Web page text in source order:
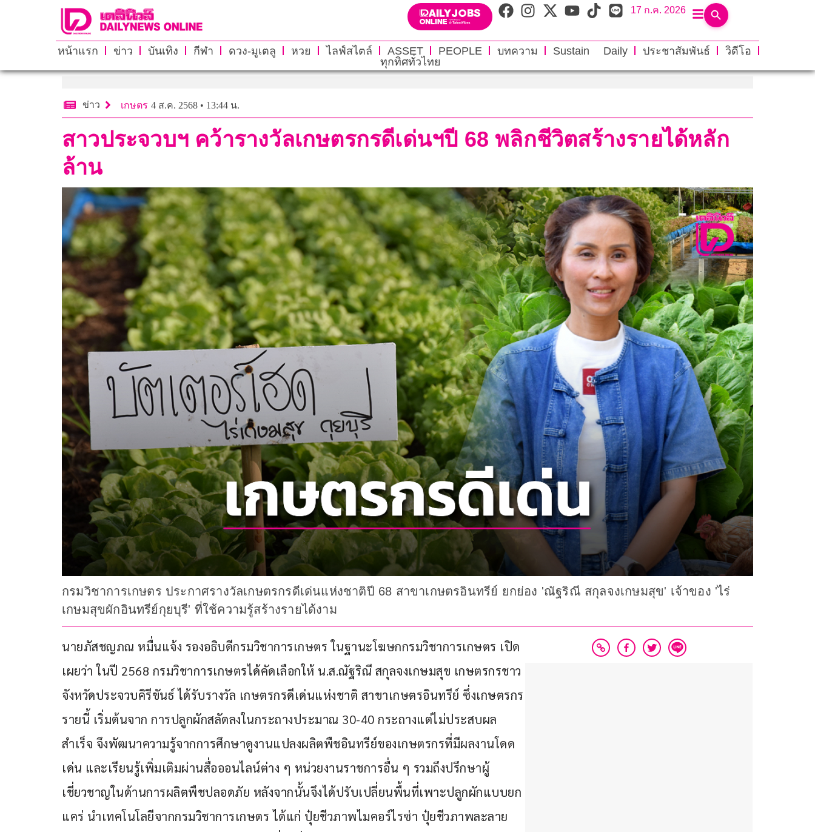
17 ก.ค. 2026
หน้าแรก ข่าว บันเทิง กีฬา ดวง-มูเตลู หวย ไลฟ์สไตล์ ASSET PEOPLE บทความ Sustain Daily ประชาสัมพันธ์
วิดีโอ
ทุกทิศทั่วไทย
ข่าว เกษตร 4 ส.ค. 2568 • 13:44 น.
สาวประจวบฯ คว้ารางวัลเกษตรกรดีเด่นฯปี 68 พลิกชีวิตสร้างรายได้หลัก
ล้าน
กรมวิชาการเกษตร ประกาศรางวัลเกษตรกรดีเด่นแห่งชาติปี 68 สาขาเกษตรอินทรีย์ ยกย่อง 'ณัฐริณี สกุลจงเกษมสุข' เจ้าของ 'ไร่
เกษมสุขผักอินทรีย์กุยบุรี' ที่ใช้ความรู้สร้างรายได้งาม
นายภัสชญภณ หมื่นแจ้ง รองอธิบดีกรมวิชาการเกษตร ในฐานะโฆษกกรมวิชาการเกษตร เปิด
เผยว่า ในปี 2568 กรมวิชาการเกษตรได้คัดเลือกให้ น.ส.ณัฐริณี สกุลจงเกษมสุข เกษตรกรชาว
จังหวัดประจวบคิรีขันธ์ ได้รับรางวัล เกษตรกรดีเด่นแห่งชาติ สาขาเกษตรอินทรีย์ ซึ่งเกษตรกร
รายนี้ เริ่มต้นจาก การปลูกผักสลัดลงในกระถางประมาณ 30-40 กระถางแต่ไม่ประสบผล
สำเร็จ จึงพัฒนาความรู้จากการศึกษาดูงานแปลงผลิตพืชอินทรีย์ของเกษตรกรที่มีผลงานโดด
เด่น และเรียนรู้เพิ่มเติมผ่านสื่อออนไลน์ต่าง ๆ หน่วยงานราชการอื่น ๆ รวมถึงปรึกษาผู้
เชี่ยวชาญในด้านการผลิตพืชปลอดภัย หลังจากนั้นจึงได้ปรับเปลี่ยนพื้นที่เพาะปลูกผักแบบยก
แคร่ นำเทคโนโลยีจากกรมวิชาการเกษตร ได้แก่ ปุ๋ยชีวภาพไมคอร์ไรซ่า ปุ๋ยชีวภาพละลาย